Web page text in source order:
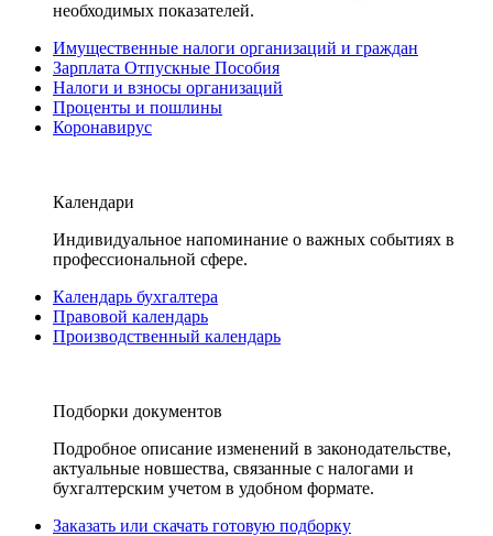
необходимых показателей.
Имущественные налоги организаций и граждан
Зарплата Отпускные Пособия
Налоги и взносы организаций
Проценты и пошлины
Коронавирус
Календари
Индивидуальное напоминание о важных событиях в
профессиональной сфере.
Календарь бухгалтера
Правовой календарь
Производственный календарь
Подборки документов
Подробное описание изменений в законодательстве,
актуальные новшества, связанные с налогами и
бухгалтерским учетом в удобном формате.
Заказать или скачать готовую подборку